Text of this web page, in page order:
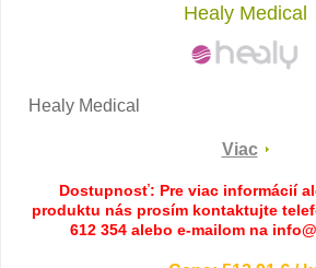
Healy Medical
Healy Medical
Viac
Dostupnosť: Pre viac informácií
produktu nás prosím kontaktujte
612 354 alebo e-mailom na